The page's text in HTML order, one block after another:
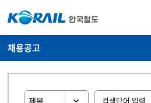
채용공고